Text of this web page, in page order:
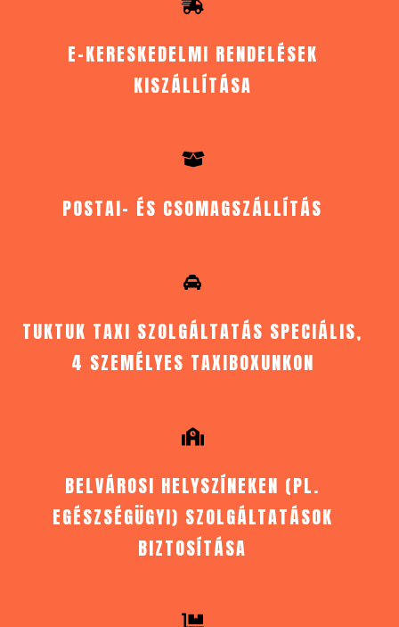
E-KERESKEDELMI RENDELÉSEK
KISZÁLLÍTÁSA
POSTAI- ÉS CSOMAGSZÁLLÍTÁS
TUKTUK TAXI SZOLGÁLTATÁS SPECIÁLIS,
4 SZEMÉLYES TAXIBOXUNKON
BELVÁROSI HELYSZÍNEKEN (PL.
EGÉSZSÉGÜGYI) SZOLGÁLTATÁSOK
BIZTOSÍTÁSA